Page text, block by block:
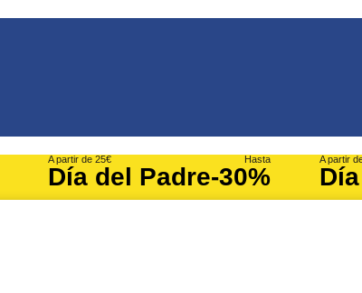
A partir de 25€
Día del Padre
Hasta
-30%
A partir